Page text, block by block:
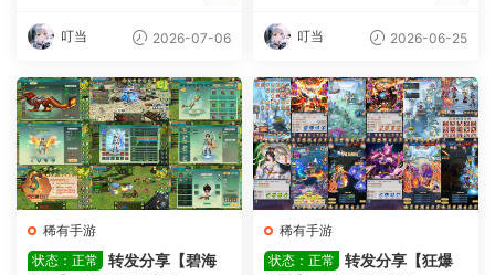
叮当 2026-07-06 叮当 2026-06-25
稀有手游
状态：正常
转发分享【碧海
稀有手游
状态：正常
转发分享【狂爆